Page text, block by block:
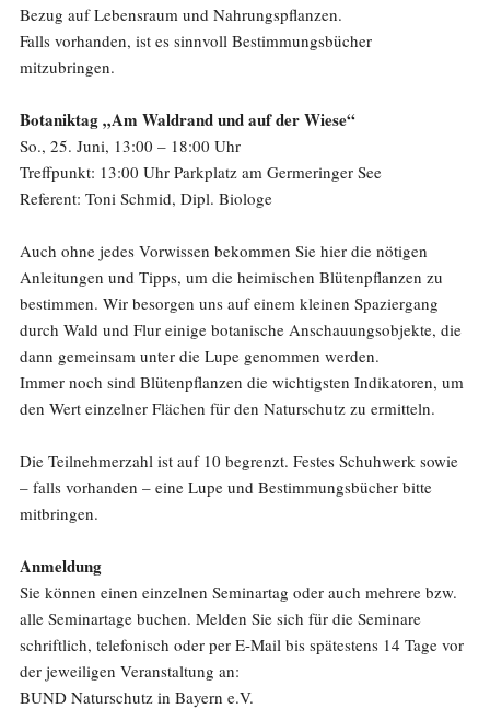
Bezug auf Lebensraum und Nahrungspflanzen.
Falls vorhanden, ist es sinnvoll Bestimmungsbücher
mitzubringen.
Botaniktag „Am Waldrand und auf der Wiese“
So., 25. Juni, 13:00 – 18:00 Uhr
Treffpunkt: 13:00 Uhr Parkplatz am Germeringer See
Referent: Toni Schmid, Dipl. Biologe
Auch ohne jedes Vorwissen bekommen Sie hier die nötigen
Anleitungen und Tipps, um die heimischen Blütenpflanzen zu
bestimmen. Wir besorgen uns auf einem kleinen Spaziergang
durch Wald und Flur einige botanische Anschauungsobjekte, die
dann gemeinsam unter die Lupe genommen werden.
Immer noch sind Blütenpflanzen die wichtigsten Indikatoren, um
den Wert einzelner Flächen für den Naturschutz zu ermitteln.
Die Teilnehmerzahl ist auf 10 begrenzt. Festes Schuhwerk sowie
– falls vorhanden – eine Lupe und Bestimmungsbücher bitte
mitbringen.
Anmeldung
Sie können einen einzelnen Seminartag oder auch mehrere bzw.
alle Seminartage buchen. Melden Sie sich für die Seminare
schriftlich, telefonisch oder per E-Mail bis spätestens 14 Tage vor
der jeweiligen Veranstaltung an:
BUND Naturschutz in Bayern e.V.